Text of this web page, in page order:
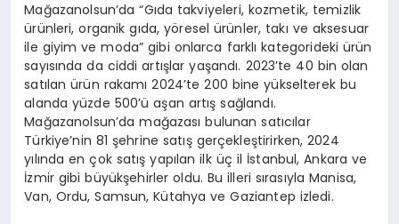
Mağazanolsun’da “Gıda takviyeleri, kozmetik, temizlik
ürünleri, organik gıda, yöresel ürünler, takı ve aksesuar
ile giyim ve moda” gibi onlarca farklı kategorideki ürün
sayısında da ciddi artışlar yaşandı. 2023’te 40 bin olan
satılan ürün rakamı 2024’te 200 bine yükselterek bu
alanda yüzde 500’ü aşan artış sağlandı.
Mağazanolsun’da mağazası bulunan satıcılar
Türkiye’nin 81 şehrine satış gerçekleştirirken, 2024
yılında en çok satış yapılan ilk üç il İstanbul, Ankara ve
İzmir gibi büyükşehirler oldu. Bu illeri sırasıyla Manisa,
Van, Ordu, Samsun, Kütahya ve Gaziantep izledi.